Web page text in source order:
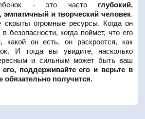
- это часто глубокий,
эмпатичный и творческий человек.
скрыты огромные ресурсы. Когда он
безопасности, когда поймет, что его
какой он есть, он раскроется, как
И тогда вы увидите, насколько
и сильным может быть ваш
поддерживайте его и верьте в
обязательно получится.